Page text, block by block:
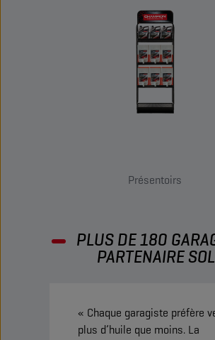
Présentoirs
PLUS DE 180
PARTENAIRE
« Chaque garagiste préfère
plus d’huile que moins. La